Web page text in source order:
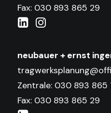
Fax: 030 893 865 29
neubauer + ernst
Zentrale: 030 893 865
Fax: 030 893 865 29